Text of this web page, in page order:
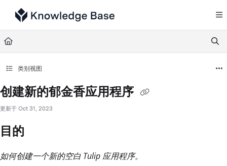
Documentation Index
Fetch the complete documentation index at:
Use this file to discover all available pages before exploring further.
类别视图
创建新的郁金香应用程序
更新于 Oct 31, 2023
目的
如何创建一个新的空白 Tulip 应用程序。